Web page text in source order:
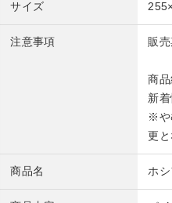
サイズ
注意事項 販
商
新
※や
更
商品名 ホ